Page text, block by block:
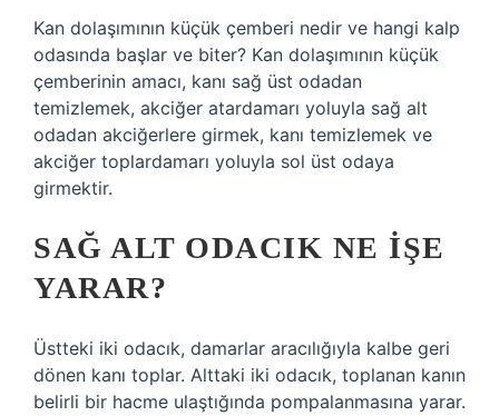
Kan dolaşımının küçük çemberi nedir ve hangi kalp
odasında başlar ve biter? Kan dolaşımının küçük
çemberinin amacı, kanı sağ üst odadan
temizlemek, akciğer atardamarı yoluyla sağ alt
odadan akciğerlere girmek, kanı temizlemek ve
akciğer toplardamarı yoluyla sol üst odaya
girmektir.
SAĞ ALT ODACIK NE IŞE
YARAR?
Üstteki iki odacık, damarlar aracılığıyla kalbe geri
dönen kanı toplar. Alttaki iki odacık, toplanan kanın
belirli bir hacme ulaştığında pompalanmasına yarar.